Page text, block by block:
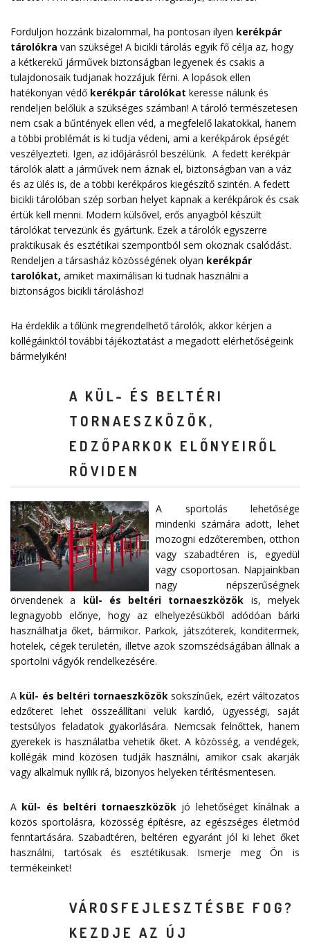
Forduljon hozzánk bizalommal, ha pontosan ilyen kerékpár
tárolókra van szüksége! A bicikli tárolás egyik fő célja az, hogy
a kétkerekű járművek biztonságban legyenek és csakis a
tulajdonosaik tudjanak hozzájuk férni. A lopások ellen
hatékonyan védő kerékpár tárolókat keresse nálunk és
rendeljen belőlük a szükséges számban! A tároló természetesen
nem csak a bűntények ellen véd, a megfelelő lakatokkal, hanem
a többi problémát is ki tudja védeni, ami a kerékpárok épségét
veszélyezteti. Igen, az időjárásról beszélünk. A fedett kerékpár
tárolók alatt a járművek nem áznak el, biztonságban van a váz
és az ülés is, de a többi kerékpáros kiegészítő szintén. A fedett
bicikli tárolóban szép sorban helyet kapnak a kerékpárok és csak
értük kell menni. Modern külsővel, erős anyagból készült
tárolókat tervezünk és gyártunk. Ezek a tárolók egyszerre
praktikusak és esztétikai szempontból sem okoznak csalódást.
Rendeljen a társasház közösségének olyan kerékpár
tarolókat, amiket maximálisan ki tudnak használni a
biztonságos bicikli tároláshoz!
Ha érdeklik a tőlünk megrendelhető tárolók, akkor kérjen a
kollégáinktól további tájékoztatást a megadott elérhetőségeink
bármelyikén!
A KÜL- ÉS BELTÉRI
TORNAESZKÖZÖK,
EDZŐPARKOK ELŐNYEIRŐL
RÖVIDEN
A sportolás lehetősége
mindenki számára adott, lehet
mozogni edzőteremben, otthon
vagy szabadtéren is, egyedül
vagy csoportosan. Napjainkban
nagy népszerűségnek
örvendenek a kül- és beltéri tornaeszközök is, melyek
legnagyobb előnye, hogy az elhelyezésükből adódóan bárki
használhatja őket, bármikor. Parkok, játszóterek, konditermek,
hotelek, cégek területén, illetve azok szomszédságában állnak a
sportolni vágyók rendelkezésére.
A kül- és beltéri tornaeszközök sokszínűek, ezért változatos
edzőteret lehet összeállítani velük kardió, ügyességi, saját
testsúlyos feladatok gyakorlására. Nemcsak felnőttek, hanem
gyerekek is használatba vehetik őket. A közösség, a vendégek,
kollégák mind közösen tudják használni, amikor csak akarják
vagy alkalmuk nyílik rá, bizonyos helyeken térítésmentesen.
A kül- és beltéri tornaeszközök jó lehetőséget kínálnak a
közös sportolásra, közösség építésre, az egészséges életmód
fenntartására. Szabadtéren, beltéren egyaránt jól ki lehet őket
használni, tartósak és esztétikusak. Ismerje meg Ön is
termékeinket!
VÁROSFEJLESZTÉSBE FOG?
KEZDJE AZ ÚJ